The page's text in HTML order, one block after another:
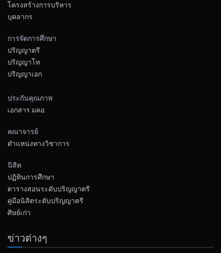
โครงสร้างการบริหาร
บุคลากร
การจัดการศึกษา
ปริญญาตรี
ปริญญาโท
ปริญญาเอก
ประกันคุณภาพ
เอกสาร มคอ.
คณาจารย์
ตำแหน่งทางวิชาการ
นิสิต
ปฏิทินการศึกษา
ตารางสอนระดับปริญญาตรี
คู่มือนิสิตระดับปริญญาตรี
ศิษย์เก่า
ข่าวต่างๆ